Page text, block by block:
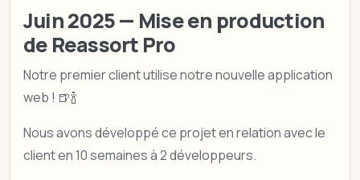
Juin 2025 — Mise en production
de Reassort Pro
Notre premier client utilise notre nouvelle application
web ! 🍺🍾
Nous avons développé ce projet en relation avec le
client en 10 semaines à 2 développeurs.